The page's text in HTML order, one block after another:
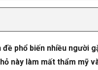
phổ biến nhiều người
này làm mất thẩm mỹ